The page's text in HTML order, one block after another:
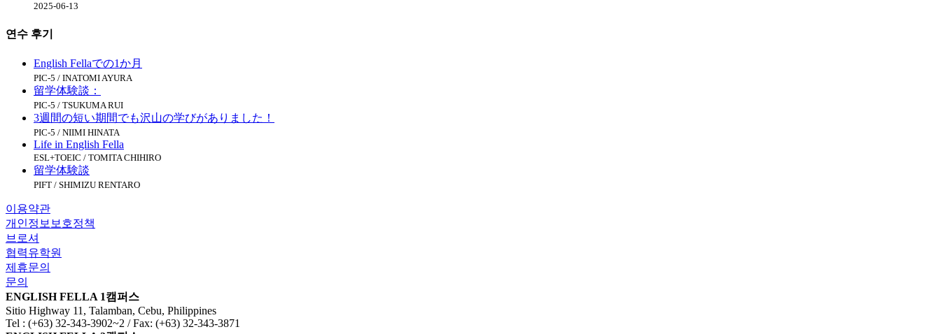
2025-06-13
연수 후기
English Fellaでの1か月
PIC-5 / INATOMI AYURA
留学体験談：
PIC-5 / TSUKUMA RUI
3週間の短い期間でも沢山の学びがありました！
PIC-5 / NIIMI HINATA
Life in English Fella
ESL+TOEIC / TOMITA CHIHIRO
留学体験談
PIFT / SHIMIZU RENTARO
이용약관
개인정보보호정책
브로셔
협력유학원
제휴문의
문의
ENGLISH FELLA 1캠퍼스
Sitio Highway 11, Talamban, Cebu, Philippines
Tel : (+63) 32-343-3902~2 / Fax: (+63) 32-343-3871